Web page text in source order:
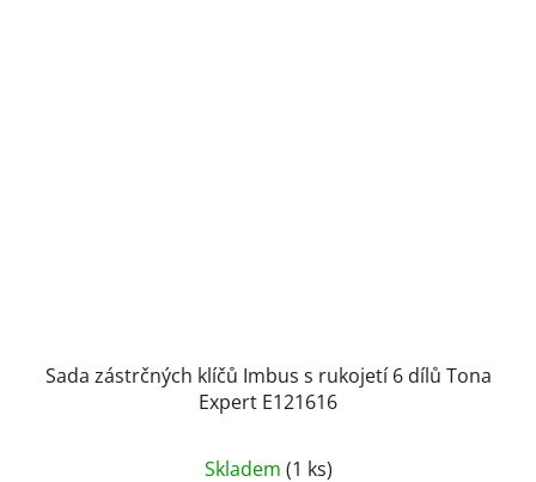
Sada zástrčných klíčů Imbus s rukojetí 6 dílů Tona
Expert E121616
Skladem (1 ks)